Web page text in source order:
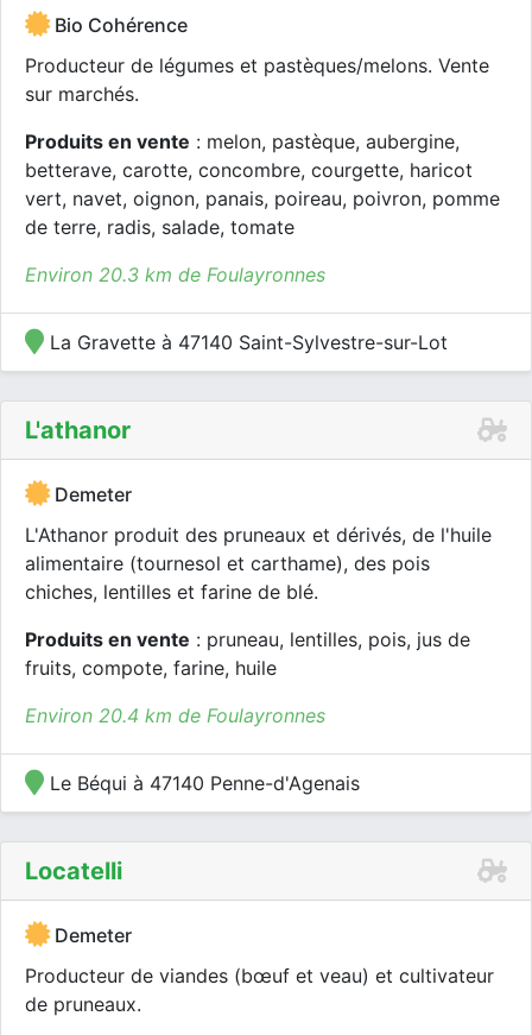
Bio Cohérence
Producteur de légumes et pastèques/melons. Vente
sur marchés.
Produits en vente : melon, pastèque, aubergine,
betterave, carotte, concombre, courgette, haricot
vert, navet, oignon, panais, poireau, poivron, pomme
de terre, radis, salade, tomate
Environ 20.3 km de Foulayronnes
La Gravette à 47140 Saint-Sylvestre-sur-Lot
L'athanor
Demeter
L'Athanor produit des pruneaux et dérivés, de l'huile
alimentaire (tournesol et carthame), des pois
chiches, lentilles et farine de blé.
Produits en vente : pruneau, lentilles, pois, jus de
fruits, compote, farine, huile
Environ 20.4 km de Foulayronnes
Le Béqui à 47140 Penne-d'Agenais
Locatelli
Demeter
Producteur de viandes (bœuf et veau) et cultivateur
de pruneaux.